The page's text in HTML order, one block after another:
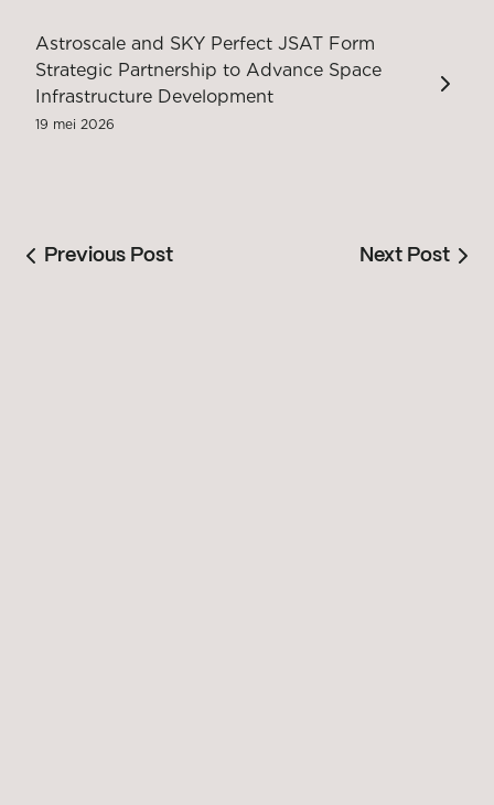
Astroscale and SKY Perfect JSAT Form
Strategic Partnership to Advance Space
Infrastructure Development
19 mei 2026
Previous Post Next Post